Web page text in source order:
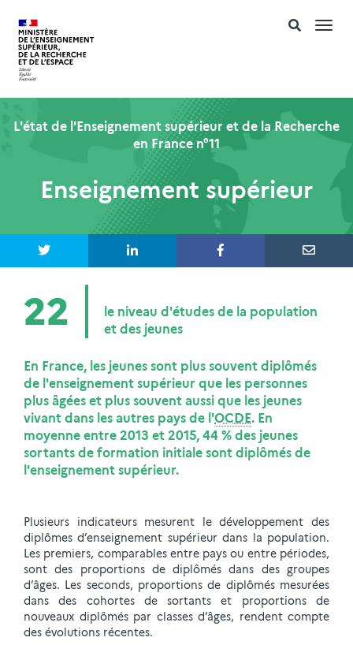
L'état de l'Enseignement supérieur et de la Recherche
en France n°11
Enseignement supérieur
22
le niveau d'études de la population
et des jeunes
En France, les jeunes sont plus souvent diplômés
de l'enseignement supérieur que les personnes
plus âgées et plus souvent aussi que les jeunes
vivant dans les autres pays de l'OCDE. En
moyenne entre 2013 et 2015, 44 % des jeunes
sortants de formation initiale sont diplômés de
l'enseignement supérieur.
Plusieurs indicateurs mesurent le développement des
diplômes d’enseignement supérieur dans la population.
Les premiers, comparables entre pays ou entre périodes,
sont des proportions de diplômés dans des groupes
d’âges. Les seconds, proportions de diplômés mesurées
dans des cohortes de sortants et proportions de
nouveaux diplômés par classes d’âges, rendent compte
des évolutions récentes.